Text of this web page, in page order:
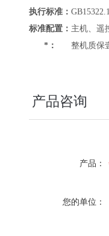
执行标准：
标准配置： 主机、遥
*：
整机质保
产品咨询
产品：
您的单位：